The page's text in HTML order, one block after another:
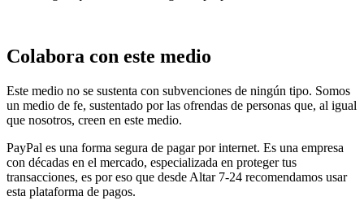
Colabora con este medio
Este medio no se sustenta con subvenciones de ningún tipo. Somos
un medio de fe, sustentado por las ofrendas de personas que, al igual
que nosotros, creen en este medio.
PayPal es una forma segura de pagar por internet. Es una empresa
con décadas en el mercado, especializada en proteger tus
transacciones, es por eso que desde Altar 7-24 recomendamos usar
esta plataforma de pagos.